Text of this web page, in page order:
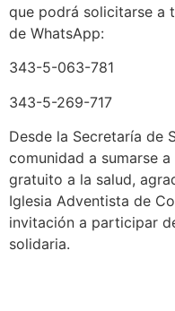
que podrá solicitarse a
de WhatsApp:
343-5-063-781
343-5-269-717
Desde la Secretaría de
comunidad a sumarse
gratuito a la salud,
Iglesia Adventista de
invitación a participar
solidaria.